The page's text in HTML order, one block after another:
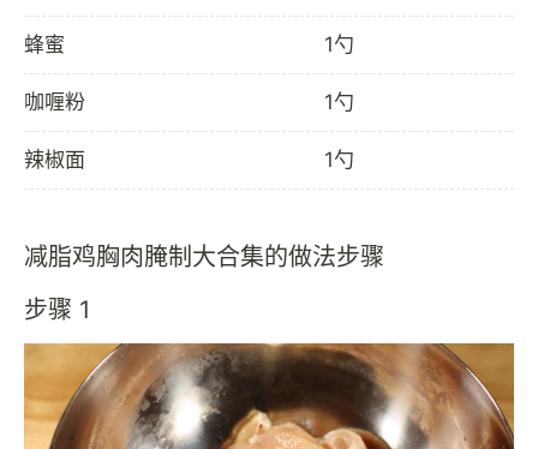
蜂蜜 1勺
咖喱粉 1勺
辣椒面 1勺
减脂鸡胸肉腌制大合集的做法步骤
步骤 1